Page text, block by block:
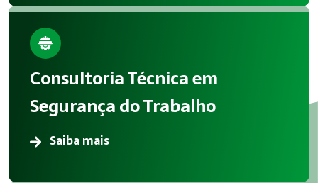
Consultoria Técnica em
Segurança do Trabalho
Saiba mais